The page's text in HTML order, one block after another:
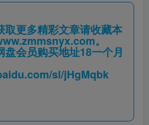
取更多精彩文章请收藏本
。
会员购买地址18一个月
sl/jHgMqbk